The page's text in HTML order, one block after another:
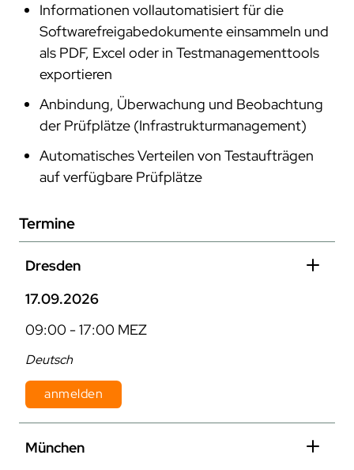
Informationen vollautomatisiert für die
Softwarefreigabedokumente einsammeln und
als PDF, Excel oder in Testmanagementtools
exportieren
Anbindung, Überwachung und Beobachtung
der Prüfplätze (Infrastrukturmanagement)
Automatisches Verteilen von Testaufträgen
auf verfügbare Prüfplätze
Termine
Dresden
17.09.2026
09:00 - 17:00 MEZ
Deutsch
anmelden
Kosten: 870 € pro Person zzgl. MwSt.
München